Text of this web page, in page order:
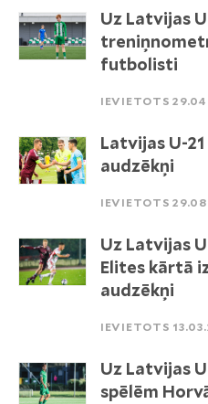
Uz Latvijas
futbolisti
IEVIETOTS
Latvijas U-
audzēkņi
IEVIETOTS
Uz Latvijas
Elites kārtā
audzēkņi
IEVIETOTS
Uz Latvijas
spēlēm